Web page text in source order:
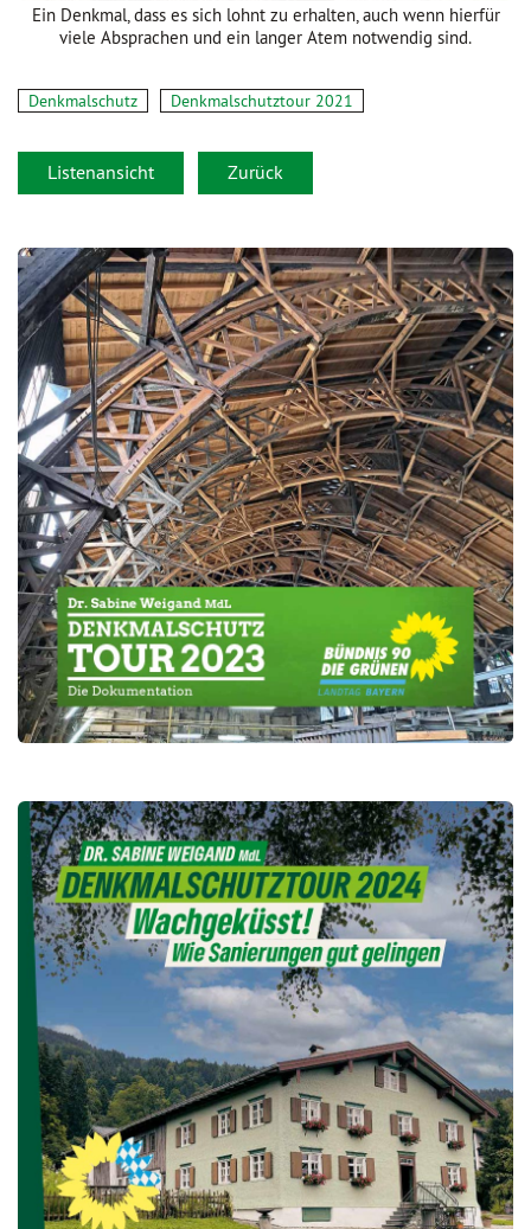
Ein Denkmal, dass es sich lohnt zu erhalten, auch wenn hierfür
viele Absprachen und ein langer Atem notwendig sind.
Denkmalschutz Denkmalschutztour 2021
Listenansicht Zurück